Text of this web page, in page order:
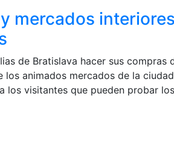
mercados interiores
de Bratislava hacer sus compras
animados mercados de la
los visitantes que pueden probar los